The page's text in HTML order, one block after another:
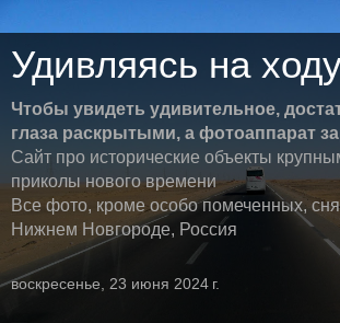
Удивляясь на
Чтобы увидеть удивительное,
глаза раскрытыми, а фотоаппарат
Сайт про исторические объекты
приколы нового времени
Все фото, кроме особо помеченных,
Нижнем Новгороде, Россия
воскресенье, 23 июня 2024 г.